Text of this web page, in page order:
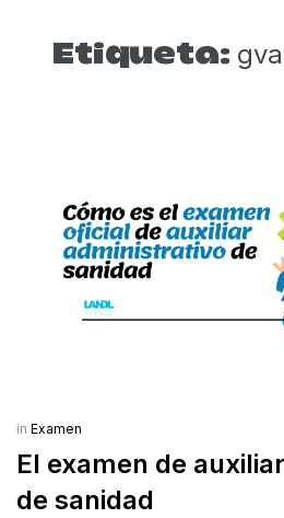
Etiqueta:
in Examen
El examen de
de sanidad